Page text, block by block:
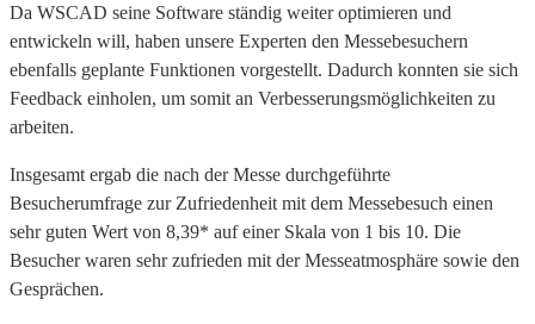
Da WSCAD seine Software ständig weiter optimieren und
entwickeln will, haben unsere Experten den Messebesuchern
ebenfalls geplante Funktionen vorgestellt. Dadurch konnten sie sich
Feedback einholen, um somit an Verbesserungsmöglichkeiten zu
arbeiten.
Insgesamt ergab die nach der Messe durchgeführte
Besucherumfrage zur Zufriedenheit mit dem Messebesuch einen
sehr guten Wert von 8,39* auf einer Skala von 1 bis 10. Die
Besucher waren sehr zufrieden mit der Messeatmosphäre sowie den
Gesprächen.